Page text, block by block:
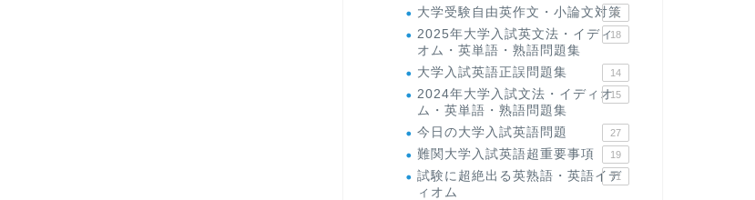
大学受験自由英作文・小論文対策
8
2025年大学入試英文法・イディ
オム・英単語・熟語問題集
18
大学入試英語正誤問題集 14
2024年大学入試文法・イディオ
ム・英単語・熟語問題集
15
今日の大学入試英語問題 27
難関大学入試英語超重要事項 19
試験に超絶出る英熟語・英語イデ
ィオム
71